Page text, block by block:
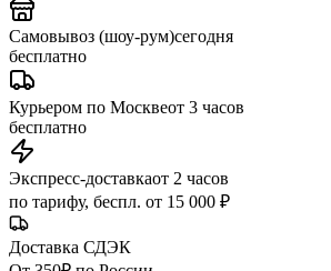
Самовывоз (шоу-рум)сегодня
бесплатно
Курьером по Москвеот 3 часов
бесплатно
Экспресс-доставкаот 2 часов
по тарифу, беспл. от 15 000 ₽
Доставка СДЭК